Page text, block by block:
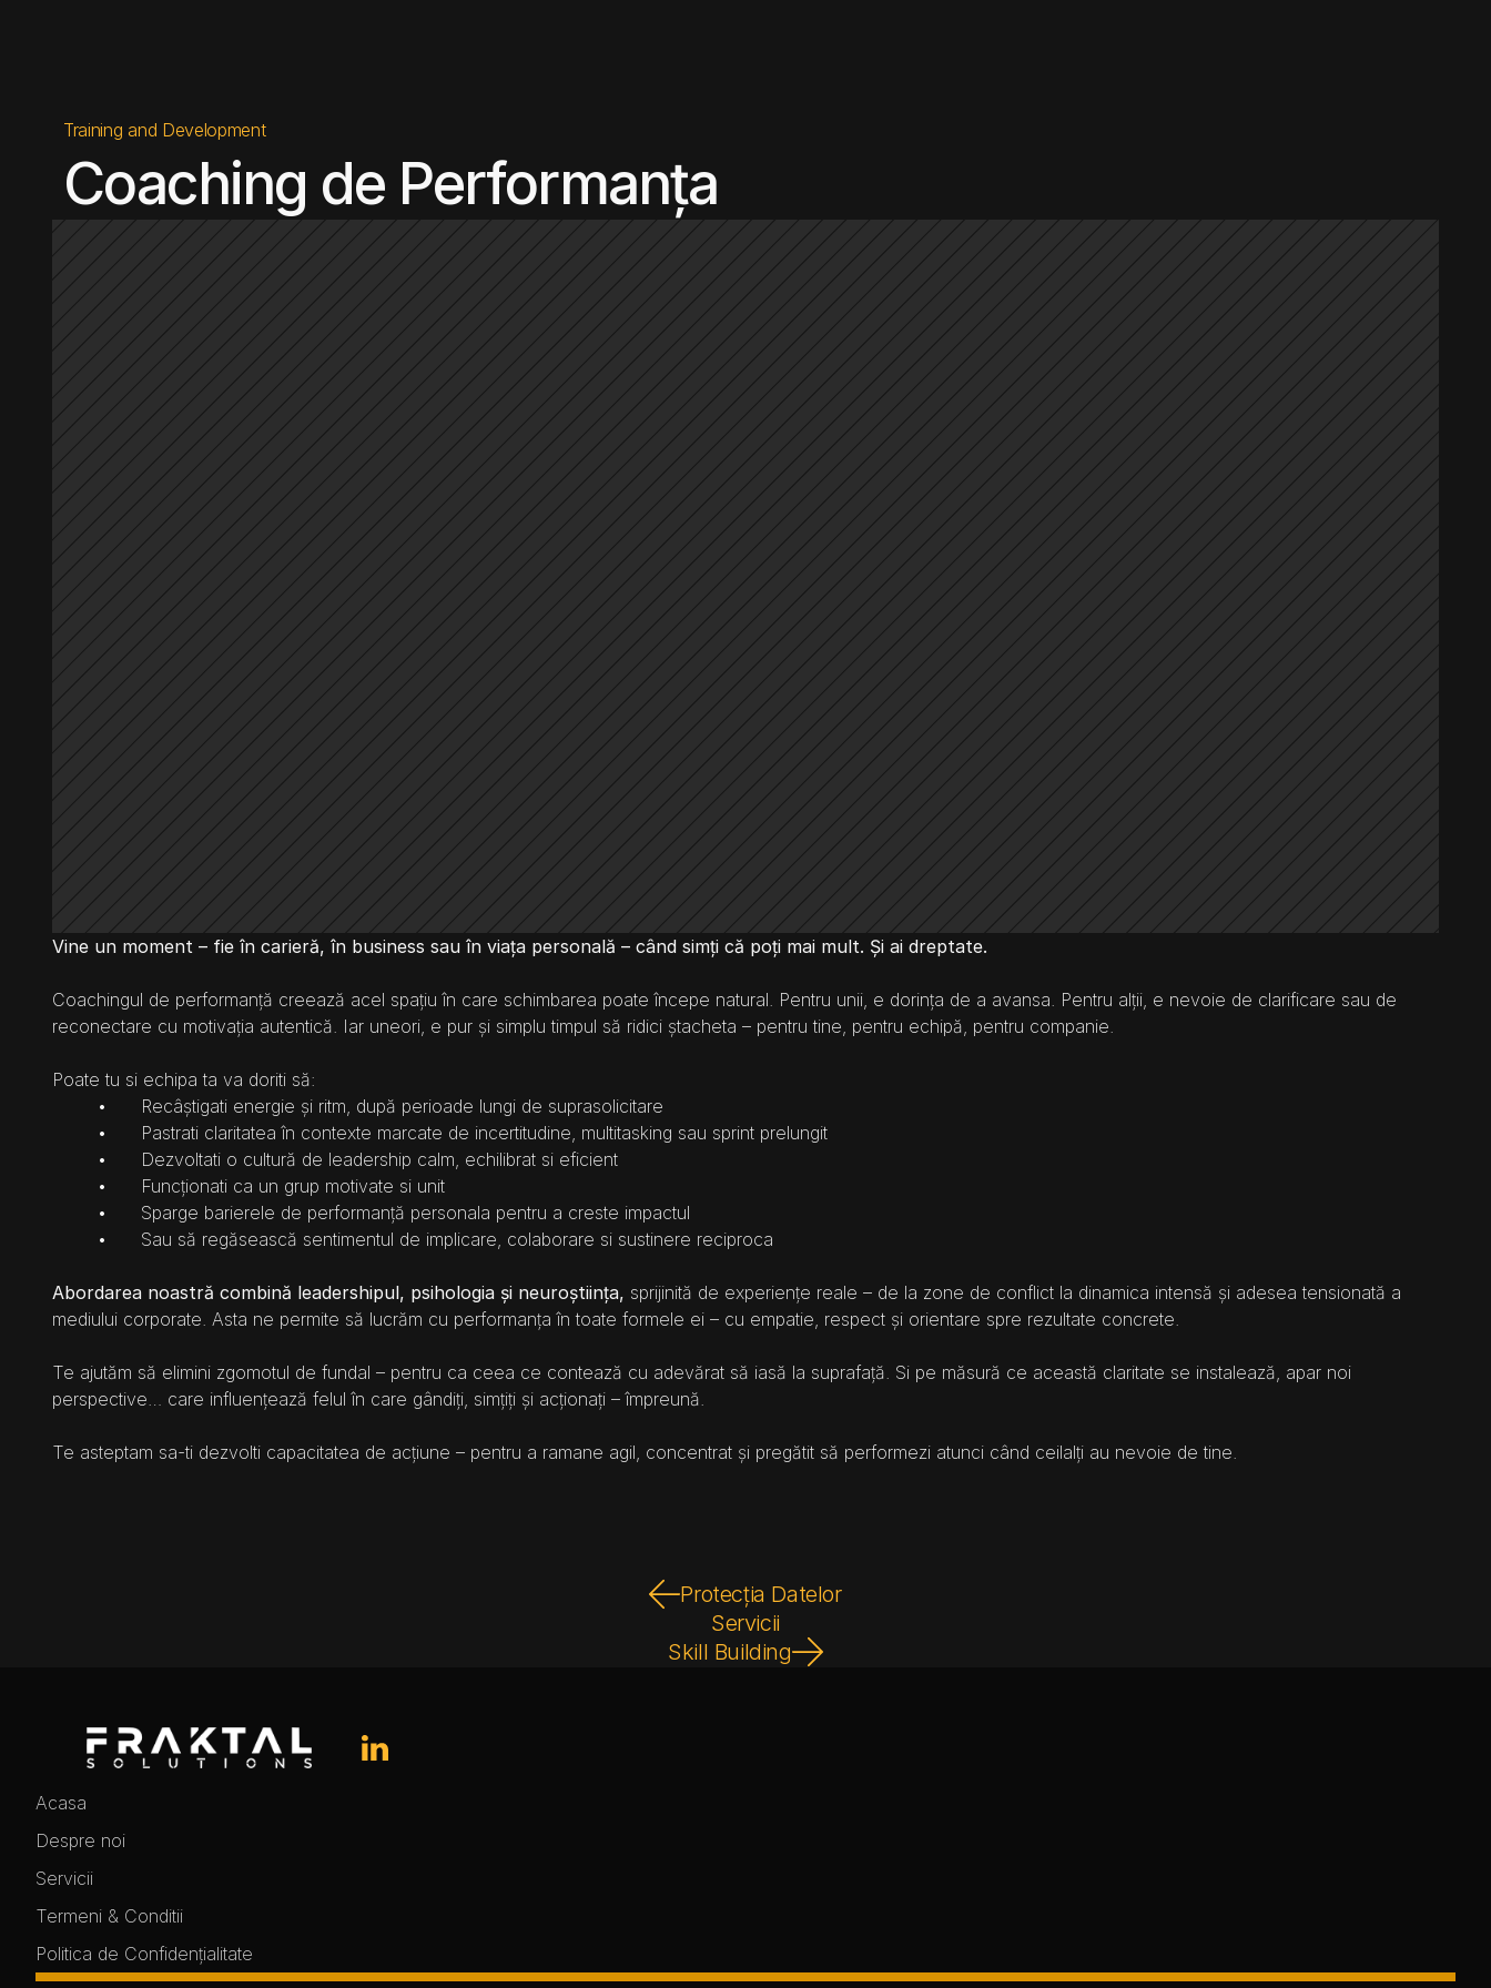
Training and Development
Coaching de Performanța
Vine un moment – fie în carieră, în business sau în viața personală – când simți că poți mai mult. Și ai dreptate.
Coachingul de performanță creează acel spațiu în care schimbarea poate începe natural. Pentru unii, e dorința de a avansa. Pentru alții, e nevoie de clarificare sau de
reconectare cu motivația autentică. Iar uneori, e pur și simplu timpul să ridici ștacheta – pentru tine, pentru echipă, pentru companie.
Poate tu si echipa ta va doriti să:
	•	Recâștigati energie și ritm, după perioade lungi de suprasolicitare
	•	Pastrati claritatea în contexte marcate de incertitudine, multitasking sau sprint prelungit
	•	Dezvoltati o cultură de leadership calm, echilibrat si eficient
	•	Funcționati ca un grup motivate si unit
	•	Sparge barierele de performanță personala pentru a creste impactul
	•	Sau să regăsească sentimentul de implicare, colaborare si sustinere reciproca
Abordarea noastră combină leadershipul, psihologia și neuroștiința, sprijinită de experiențe reale – de la zone de conflict la dinamica intensă și adesea tensionată a
mediului corporate. Asta ne permite să lucrăm cu performanța în toate formele ei – cu empatie, respect și orientare spre rezultate concrete.
Te ajutăm să elimini zgomotul de fundal – pentru ca ceea ce contează cu adevărat să iasă la suprafață. Si pe măsură ce această claritate se instalează, apar noi
perspective… care influențează felul în care gândiți, simțiți și acționați – împreună.
Te asteptam sa-ti dezvolti capacitatea de acțiune – pentru a ramane agil, concentrat și pregătit să performezi atunci când ceilalți au nevoie de tine.
Protecția Datelor
Servicii
Skill Building
Acasa
Despre noi
Servicii
Termeni & Conditii
Politica de Confidențialitate